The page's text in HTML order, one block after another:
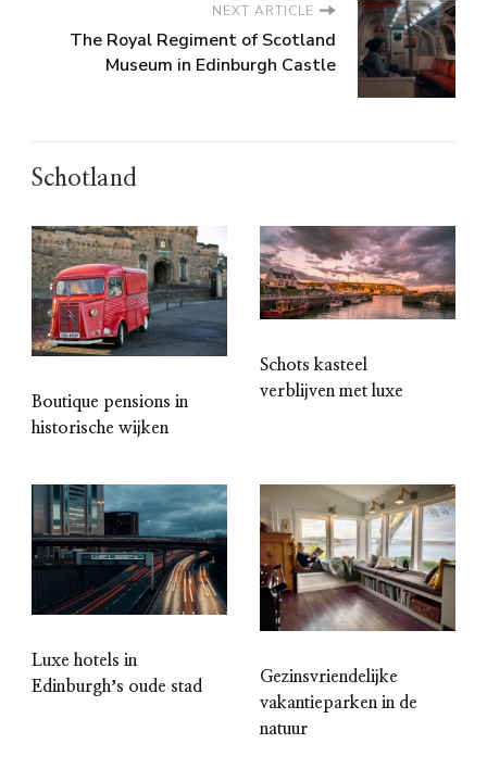
NEXT ARTICLE
The Royal Regiment of Scotland
Museum in Edinburgh Castle
Schotland
Boutique pensions in
historische wijken
Schots kasteel
verblijven met luxe
Luxe hotels in
Edinburghʼs oude stad
Gezinsvriendelijke
vakantieparken in de
natuur